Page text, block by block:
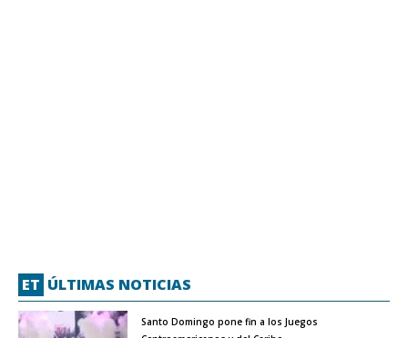
ET ÚLTIMAS NOTICIAS
Santo Domingo pone fin a los Juegos